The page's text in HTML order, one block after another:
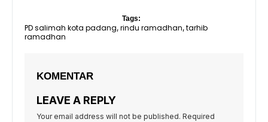
Tags:
PD salimah kota padang, rindu ramadhan, tarhib
ramadhan
KOMENTAR
LEAVE A REPLY
Your email address will not be published. Required